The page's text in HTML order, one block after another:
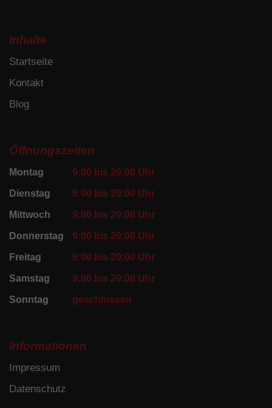
Inhalte
Startseite
Kontakt
Blog
Öffnungszeiten
Montag 9:00 bis 20:00 Uhr
Dienstag 9:00 bis 20:00 Uhr
Mittwoch 9:00 bis 20:00 Uhr
Donnerstag 9:00 bis 20:00 Uhr
Freitag 9:00 bis 20:00 Uhr
Samstag 9:00 bis 20:00 Uhr
Sonntag geschlossen
Informationen
Impressum
Datenschutz